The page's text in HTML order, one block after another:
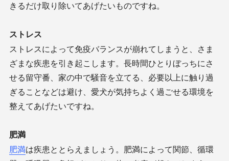
きるだけ取り除いてあげたいものですね。
ストレス
ストレスによって免疫バランスが崩れてしまうと、さま
ざまな疾患を引き起こします。長時間ひとりぼっちにさ
せる留守番、家の中で騒音を立てる、必要以上に触り過
ぎることなどは避け、愛犬が気持ちよく過ごせる環境を
整えてあげたいですね。
肥満
肥満は疾患ととらえましょう。肥満によって関節、循環